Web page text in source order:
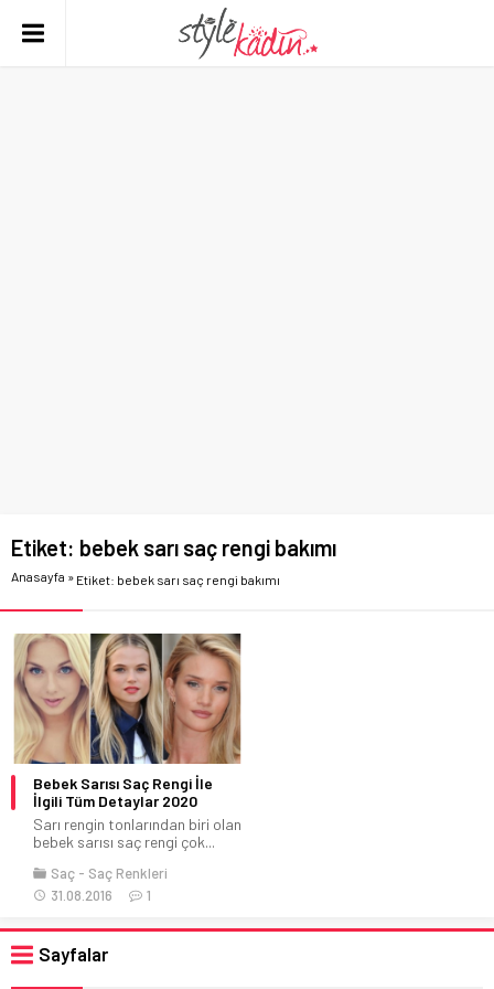
Etiket: bebek sarı saç rengi bakımı
Anasayfa » Etiket: bebek sarı saç rengi bakımı
Bebek Sarısı Saç Rengi İle
İlgili Tüm Detaylar 2020
Sarı rengin tonlarından biri olan
bebek sarısı saç rengi çok...
Saç
Saç Renkleri
31.08.2016
1
Sayfalar